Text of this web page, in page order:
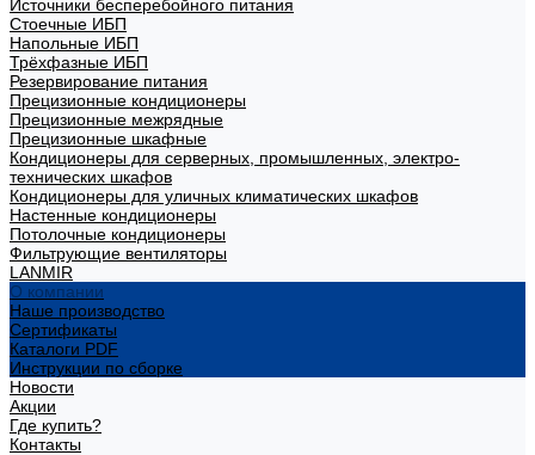
Источники бесперебойного питания
Стоечные ИБП
Напольные ИБП
Трёхфазные ИБП
Резервирование питания
Прецизионные кондиционеры
Прецизионные межрядные
Прецизионные шкафные
Кондиционеры для серверных, промышленных, электро-
технических шкафов
Кондиционеры для уличных климатических шкафов
Настенные кондиционеры
Потолочные кондиционеры
Фильтрующие вентиляторы
LANMIR
О компании
Наше производство
Сертификаты
Каталоги PDF
Инструкции по сборке
Новости
Акции
Где купить?
Контакты